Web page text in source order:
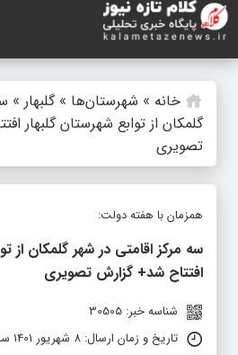
خانه » شهرستان‌ها »گلبهار »
گلمکان از توابع شهرستان گلبهار
تصویری
هم‎زمان با هفته دولت:
سه مرکز اقامتی در شهر گلمکان از
افتتاح شد+ گزارش تصویری
شناسه خبر: 30505
تاریخ و زمان ارسال: 8 شهریور 1401 ساعت 17:51